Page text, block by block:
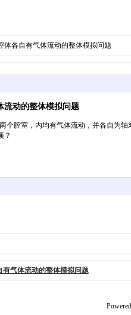
各自有气体流动的整体模拟问题
流动的整体模拟问题
个腔室，内均有气体流动，并各自为
？
气体流动的整体模拟问题